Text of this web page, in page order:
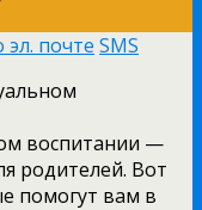
почте SMS
воспитании —
родителей. Вот
помогут вам в